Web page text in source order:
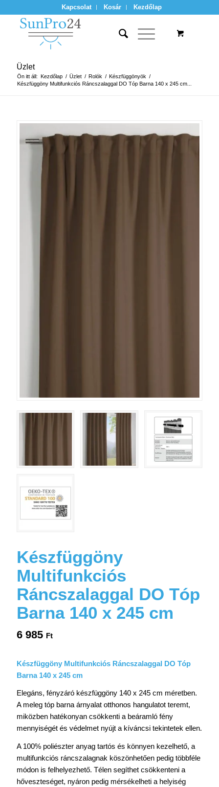
Kapcsolat Kosár Kezdőlap
Üzlet
Ön itt áll: Kezdőlap / Üzlet / Rolók / Készfüggönyök /
Készfüggöny Multifunkciós Ráncszalaggal DO Tóp Barna 140 x 245 cm...
Készfüggöny
Multifunkciós
Ráncszalaggal DO Tóp
Barna 140 x 245 cm
6 985 Ft
Készfüggöny Multifunkciós Ráncszalaggal DO Tóp
Barna 140 x 245 cm
Elegáns, fényzáró készfüggöny 140 x 245 cm méretben.
A meleg tóp barna árnyalat otthonos hangulatot teremt,
miközben hatékonyan csökkenti a beáramló fény
mennyiségét és védelmet nyújt a kíváncsi tekintetek ellen.
A 100% poliészter anyag tartós és könnyen kezelhető, a
multifunkciós ráncszalagnak köszönhetően pedig többféle
módon is felhelyezhető. Télen segíthet csökkenteni a
hőveszteséget, nyáron pedig mérsékelheti a helyiség